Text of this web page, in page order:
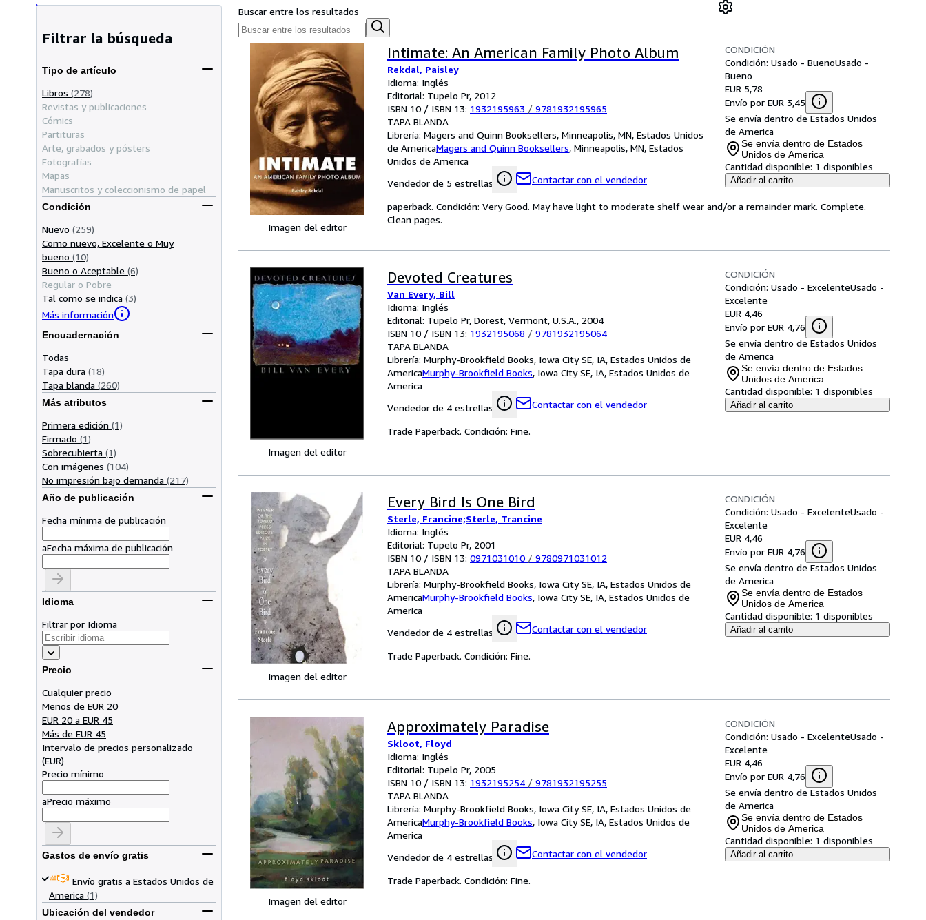
Filtrar la búsqueda
Tipo de artículo
Libros (278)
Revistas y publicaciones
Cómics
Partituras
Arte, grabados y pósters
Fotografías
Mapas
Manuscritos y coleccionismo de papel
Condición
Nuevo (259)
Como nuevo, Excelente o Muy
bueno (10)
Bueno o Aceptable (6)
Regular o Pobre
Tal como se indica (3)
Más información
Encuadernación
Todas
Tapa dura (18)
Tapa blanda (260)
Más atributos
Primera edición (1)
Firmado (1)
Sobrecubierta (1)
Con imágenes (104)
No impresión bajo demanda (217)
Año de publicación
Fecha mínima de publicación
aFecha máxima de publicación
Idioma
Filtrar por Idioma
Precio
Cualquier precio
Menos de EUR 20
EUR 20 a EUR 45
Más de EUR 45
Intervalo de precios personalizado
(EUR)
Precio mínimo
aPrecio máximo
Gastos de envío gratis
Envío gratis a Estados Unidos de
America (1)
Ubicación del vendedor
Buscar entre los resultados
Imagen del editor
Intimate: An American Family Photo Album
Rekdal, Paisley
Idioma: Inglés
Editorial: Tupelo Pr, 2012
ISBN 10 / ISBN 13: 1932195963 / 9781932195965
TAPA BLANDA
Librería: Magers and Quinn Booksellers, Minneapolis, MN, Estados Unidos
de AmericaMagers and Quinn Booksellers, Minneapolis, MN, Estados
Unidos de America
Vendedor de 5 estrellas
Contactar con el vendedor
CONDICIÓN
Condición: Usado - BuenoUsado -
Bueno
EUR 5,78
Envío por EUR 3,45
Se envía dentro de Estados Unidos
de America
Se envía dentro de Estados
Unidos de America
Cantidad disponible: 1 disponibles
Añadir al carrito
paperback. Condición: Very Good. May have light to moderate shelf wear and/or a remainder mark. Complete.
Clean pages.
Imagen del editor
Devoted Creatures
Van Every, Bill
Idioma: Inglés
Editorial: Tupelo Pr, Dorest, Vermont, U.S.A., 2004
ISBN 10 / ISBN 13: 1932195068 / 9781932195064
TAPA BLANDA
Librería: Murphy-Brookfield Books, Iowa City SE, IA, Estados Unidos de
AmericaMurphy-Brookfield Books, Iowa City SE, IA, Estados Unidos de
America
Vendedor de 4 estrellas
Contactar con el vendedor
CONDICIÓN
Condición: Usado - ExcelenteUsado -
Excelente
EUR 4,46
Envío por EUR 4,76
Se envía dentro de Estados Unidos
de America
Se envía dentro de Estados
Unidos de America
Cantidad disponible: 1 disponibles
Añadir al carrito
Trade Paperback. Condición: Fine.
Imagen del editor
Every Bird Is One Bird
Sterle, Francine;Sterle, Trancine
Idioma: Inglés
Editorial: Tupelo Pr, 2001
ISBN 10 / ISBN 13: 0971031010 / 9780971031012
TAPA BLANDA
Librería: Murphy-Brookfield Books, Iowa City SE, IA, Estados Unidos de
AmericaMurphy-Brookfield Books, Iowa City SE, IA, Estados Unidos de
America
Vendedor de 4 estrellas
Contactar con el vendedor
CONDICIÓN
Condición: Usado - ExcelenteUsado -
Excelente
EUR 4,46
Envío por EUR 4,76
Se envía dentro de Estados Unidos
de America
Se envía dentro de Estados
Unidos de America
Cantidad disponible: 1 disponibles
Añadir al carrito
Trade Paperback. Condición: Fine.
Imagen del editor
Approximately Paradise
Skloot, Floyd
Idioma: Inglés
Editorial: Tupelo Pr, 2005
ISBN 10 / ISBN 13: 1932195254 / 9781932195255
TAPA BLANDA
Librería: Murphy-Brookfield Books, Iowa City SE, IA, Estados Unidos de
AmericaMurphy-Brookfield Books, Iowa City SE, IA, Estados Unidos de
America
Vendedor de 4 estrellas
Contactar con el vendedor
CONDICIÓN
Condición: Usado - ExcelenteUsado -
Excelente
EUR 4,46
Envío por EUR 4,76
Se envía dentro de Estados Unidos
de America
Se envía dentro de Estados
Unidos de America
Cantidad disponible: 1 disponibles
Añadir al carrito
Trade Paperback. Condición: Fine.